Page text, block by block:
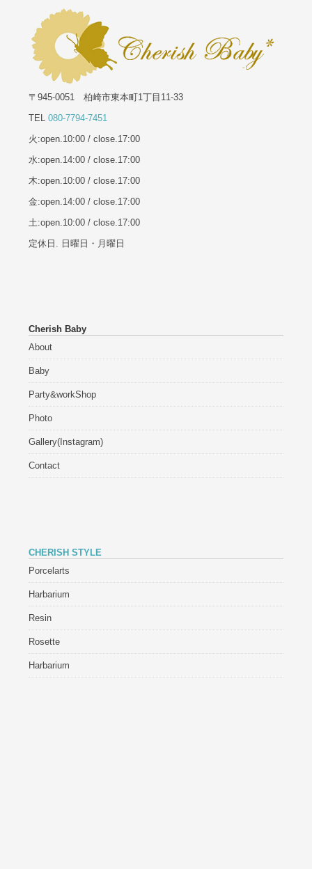
〒945-0051 柏崎市東本町1丁目11-33
TEL 080-7794-7451
火:open.10:00 / close.17:00
水:open.14:00 / close.17:00
木:open.10:00 / close.17:00
金:open.14:00 / close.17:00
土:open.10:00 / close.17:00
定休日. 日曜日・月曜日
Cherish Baby
About
Baby
Party&workShop
Photo
Gallery(Instagram)
Contact
CHERISH STYLE
Porcelarts
Harbarium
Resin
Rosette
Harbarium